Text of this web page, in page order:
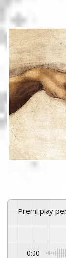
Premi play
0:00